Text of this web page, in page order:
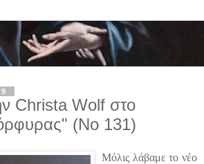
Christa Wolf στο
(Νο 131)
Μόλις λάβαμε το νέο